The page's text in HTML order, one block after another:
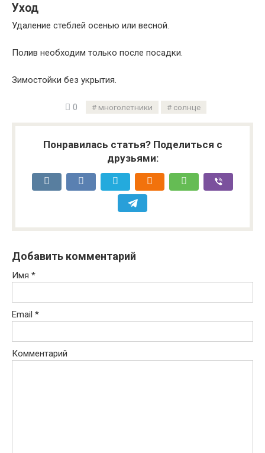
Уход
Удаление стеблей осенью или весной.
Полив необходим только после посадки.
Зимостойки без укрытия.
0 многолетники солнце
Понравилась статья? Поделиться с
друзьями:
Добавить комментарий
Имя *
Email *
Комментарий